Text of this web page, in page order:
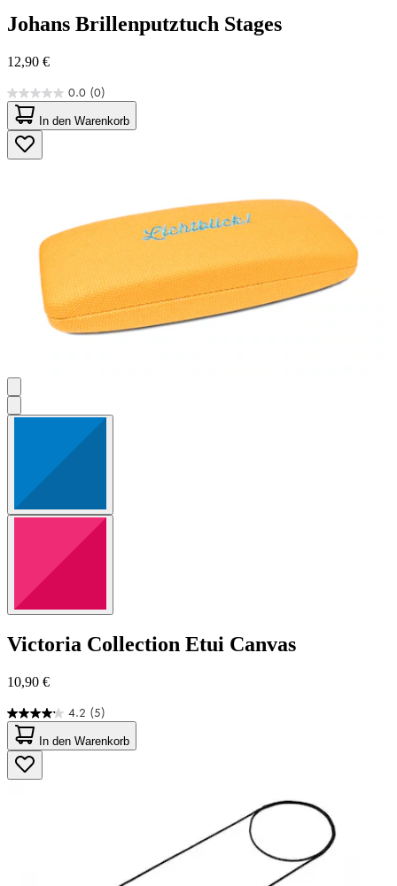
Johans Brillenputztuch Stages
12,90 €
0.0 (0)
0.0
von
5
Sternen.
In den Warenkorb
Victoria Collection Etui Canvas
10,90 €
4.2 (5)
4.2
von
5
Sternen.
5
In den Warenkorb